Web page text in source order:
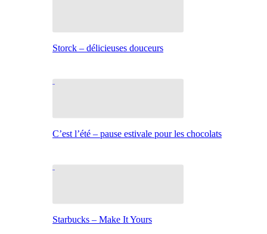
Storck – délicieuses douceurs
C’est l’été – pause estivale pour les chocolats
Starbucks – Make It Yours